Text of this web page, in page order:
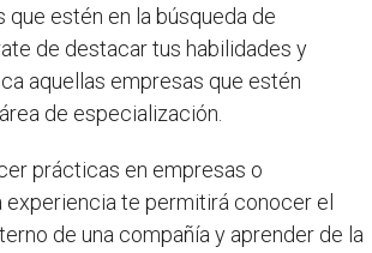
que estén en la búsqueda de
de destacar tus habilidades y
aquellas empresas que estén
de especialización.
prácticas en empresas o
experiencia te permitirá conocer el
de una compañía y aprender de la